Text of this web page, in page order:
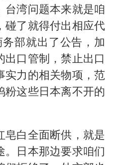
台湾问题本来就是咱
碰了就得付出相应代
部就出了公告，加
口管制，禁止出口
实力的相关物项，范
粉这些日本离不开的
皂白全面断供，就是
。日本那边要求咱们